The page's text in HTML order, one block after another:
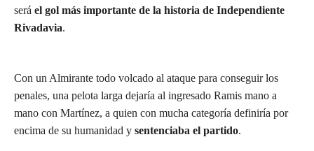
será el gol más importante de la historia de Independiente
Rivadavia.
Con un Almirante todo volcado al ataque para conseguir los
penales, una pelota larga dejaría al ingresado Ramis mano a
mano con Martínez, a quien con mucha categoría definiría por
encima de su humanidad y sentenciaba el partido.